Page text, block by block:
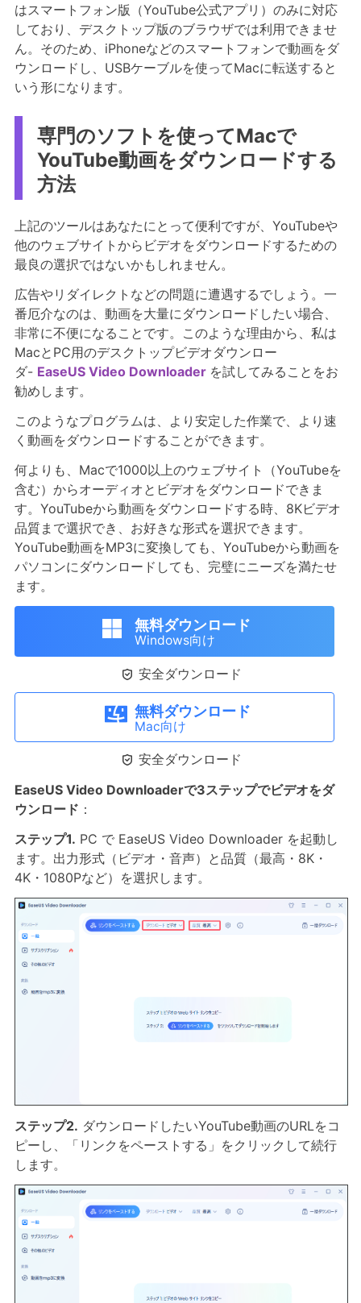
はスマートフォン版（YouTube公式アプリ）のみに対応
しており、デスクトップ版のブラウザでは利用できませ
ん。そのため、iPhoneなどのスマートフォンで動画をダ
ウンロードし、USBケーブルを使ってMacに転送すると
いう形になります。
専門のソフトを使ってMacで
YouTube動画をダウンロードする
方法
上記のツールはあなたにとって便利ですが、YouTubeや
他のウェブサイトからビデオをダウンロードするための
最良の選択ではないかもしれません。
広告やリダイレクトなどの問題に遭遇するでしょう。一
番厄介なのは、動画を大量にダウンロードしたい場合、
非常に不便になることです。このような理由から、私は
MacとPC用のデスクトップビデオダウンロー
ダ- EaseUS Video Downloader を試してみることをお
勧めします。
このようなプログラムは、より安定した作業で、より速
く動画をダウンロードすることができます。
何よりも、Macで1000以上のウェブサイト（YouTubeを
含む）からオーディオとビデオをダウンロードできま
す。YouTubeから動画をダウンロードする時、8Kビデオ
品質まで選択でき、お好きな形式を選択できます。
YouTube動画をMP3に変換しても、YouTubeから動画を
パソコンにダウンロードしても、完璧にニーズを満たせ
ます。
無料ダウンロード
Windows向け
 安全ダウンロード
無料ダウンロード
Mac向け
 安全ダウンロード
EaseUS Video Downloaderで3ステップでビデオをダ
ウンロード ：
ステップ1. PC で EaseUS Video Downloader を起動し
ます。出力形式（ビデオ・音声）と品質（最高・8K・
4K・1080Pなど）を選択します。
ステップ2. ダウンロードしたいYouTube動画のURLをコ
ピーし、「リンクをペーストする」をクリックして続行
します。